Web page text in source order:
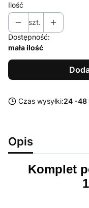
Ilość
szt.
Dostępność:
mała ilość
Czas wysyłki:24 -48
Opis
Komplet